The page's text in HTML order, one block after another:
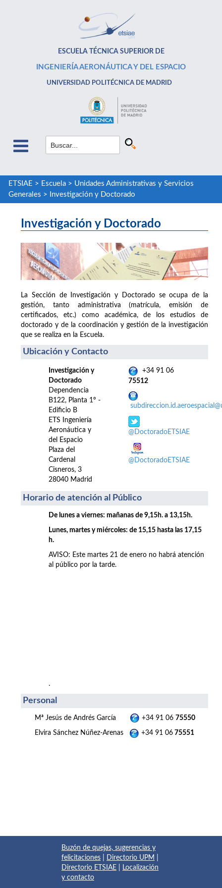
ESCUELA TÉCNICA SUPERIOR DE
INGENIERÍA AERONÁUTICA Y DEL ESPACIO
UNIVERSIDAD POLITÉCNICA DE MADRID
ETSIAE > Escuela> Unidades Administrativas y Servicios
Generales > Investigación y Doctorado
Investigación y Doctorado
La Sección de Investigación y Doctorado se ocupa de la
gestión, tanto administrativa (matrícula, emisión de
certificados, etc.) como académica, de los estudios de
doctorado y de la coordinación y gestión de la investigación
que se realiza en la Escuela.
Ubicación y Contacto
Investigación y
Doctorado
Dependencia
B122, Planta 1º -
Edificio B
ETS Ingeniería
Aeronáutica y
del Espacio
Plaza del
Cardenal
Cisneros, 3
28040 Madrid
+34 91 06
75512
@DoctoradoETSIAE
@DoctoradoETSIAE
Horario de atención al Público
De lunes a viernes: mañanas de 9,15h. a 13,15h.
Lunes, martes y miércoles: de 15,15 hasta las 17,15
h.
AVISO: Este martes 21 de enero no habrá atención
al público por la tarde.
.
Personal
Mª Jesús de Andrés García +34 91 06 75550
Elvira Sánchez Núñez-Arenas +34 91 06 75551
Buzón de quejas, sugerencias y
felicitaciones
Directorio UPM
Directorio ETSIAE
Localización
y contacto